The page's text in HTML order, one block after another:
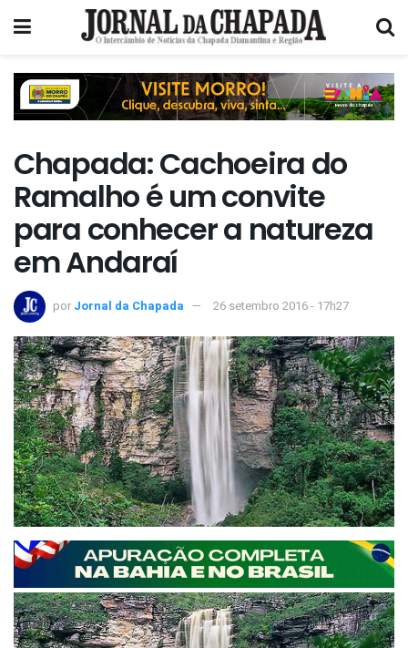
Chapada: Cachoeira do
Ramalho é um convite
para conhecer a natureza
em Andaraí
por Jornal da Chapada 26 setembro 2016 - 17h27